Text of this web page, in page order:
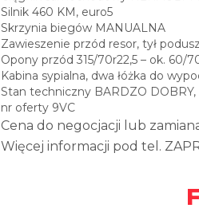
Silnik 460 KM, euro5
Skrzynia biegów MANUALNA
Zawieszenie przód resor, tył
Opony przód 315/70r22,5 – ok. 60/
Kabina sypialna, dwa łóżka do
Stan techniczny BARDZO DOBRY,
nr oferty 9VC
Cena do negocjacji lub
Więcej informacji pod tel.